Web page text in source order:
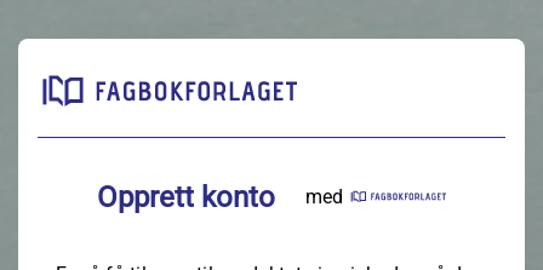
Opprett konto med